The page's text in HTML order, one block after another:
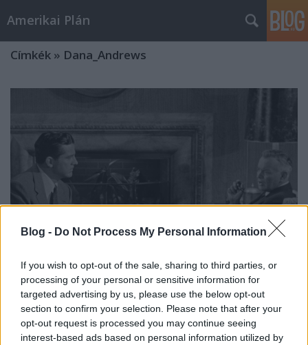
Blog - Do Not Process My Personal Information
If you wish to opt-out of the sale, sharing to third parties, or
processing of your personal or sensitive information for
targeted advertising by us, please use the below opt-out
section to confirm your selection. Please note that after your
opt-out request is processed you may continue seeing
interest-based ads based on personal information utilized by
Amerikai Plán
Címkék » Dana_Andrews
Kétségtelenül indokolt
Alec Cawthorne•2018. május 31.